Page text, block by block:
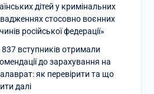
дітей у кримінальних
стосовно воєнних
російської федерації»
вступників отримали
до зарахування на
як перевірити та що
далі